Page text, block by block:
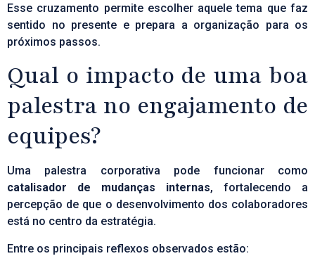
Esse cruzamento permite escolher aquele tema que faz
sentido no presente e prepara a organização para os
próximos passos.
Qual o impacto de uma boa
palestra no engajamento de
equipes?
Uma palestra corporativa pode funcionar como
catalisador de mudanças internas, fortalecendo a
percepção de que o desenvolvimento dos colaboradores
está no centro da estratégia.
Entre os principais reflexos observados estão: